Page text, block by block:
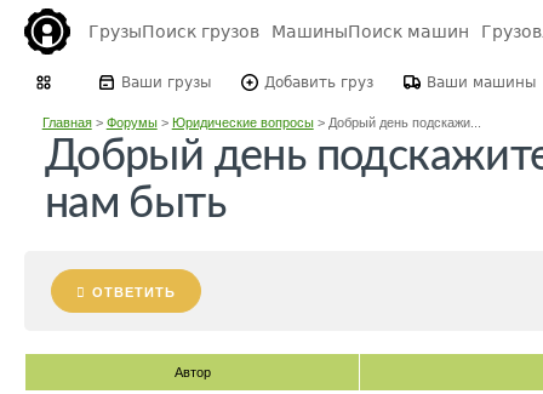
ГрузыПоиск грузов МашиныПоиск машин
Ваши грузы Добавить груз Ваши машины
Главная> Форумы> Юридические вопросы> Добрый день подскажи...
Добрый день
нам быть
ОТВЕТИТЬ
Автор